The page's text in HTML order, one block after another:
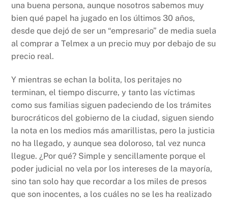
una buena persona, aunque nosotros sabemos muy
bien qué papel ha jugado en los últimos 30 años,
desde que dejó de ser un “empresario” de media suela
al comprar a Telmex a un precio muy por debajo de su
precio real.
Y mientras se echan la bolita, los peritajes no
terminan, el tiempo discurre, y tanto las víctimas
como sus familias siguen padeciendo de los trámites
burocráticos del gobierno de la ciudad, siguen siendo
la nota en los medios más amarillistas, pero la justicia
no ha llegado, y aunque sea doloroso, tal vez nunca
llegue. ¿Por qué? Simple y sencillamente porque el
poder judicial no vela por los intereses de la mayoría,
sino tan solo hay que recordar a los miles de presos
que son inocentes, a los cuáles no se les ha realizado